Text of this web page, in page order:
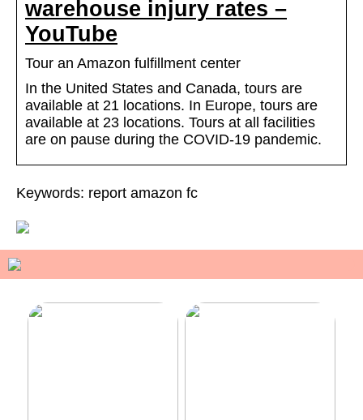
warehouse injury rates –
YouTube
Tour an Amazon fulfillment center
In the United States and Canada, tours are
available at 21 locations. In Europe, tours are
available at 23 locations. Tours at all facilities
are on pause during the COVID-19 pandemic.
Keywords: report amazon fc